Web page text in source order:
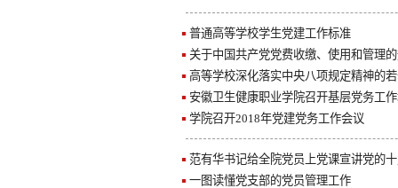
普通高等学校学生党建工作标准
关于中国共产党党费收缴、使用和管理
高等学校深化落实中央八项规定精神的
安徽卫生健康职业学院召开基层党务工
学院召开2018年党建党务工作会议
范有华书记给全院党员上党课宣讲党的
一图读懂党支部的党员管理工作